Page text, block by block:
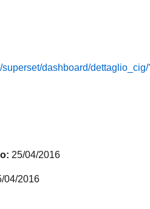
dashboard/dettaglio_cig/
25/04/2016
04/2016